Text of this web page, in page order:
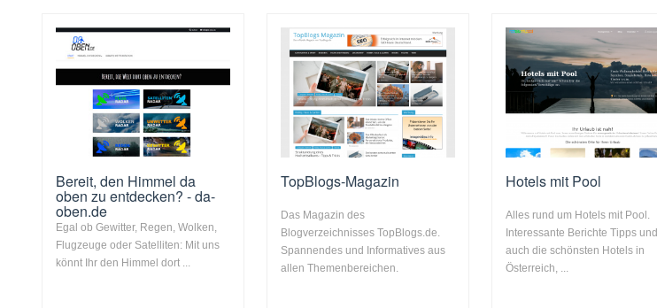
Bereit, den Himmel da
oben zu entdecken? - da-
oben.de
Egal ob Gewitter, Regen, Wolken,
Flugzeuge oder Satelliten: Mit uns
könnt Ihr den Himmel dort ...
TopBlogs-Magazin
Das Magazin des
Blogverzeichnisses TopBlogs.de.
Spannendes und Informatives aus
allen Themenbereichen.
Hotels mit Pool
Alles rund um Hotels mit Pool.
Interessante Berichte Tipps und
auch die schönsten Hotels in
Österreich, ...